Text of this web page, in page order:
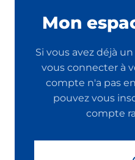
Mon
Si vous avez déjà
vous connecter à
compte n'a pas
pouvez vous
compte